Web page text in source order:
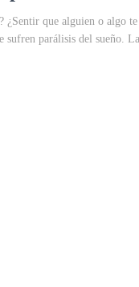
¿Sentir que alguien o algo
sufren parálisis del sueño.